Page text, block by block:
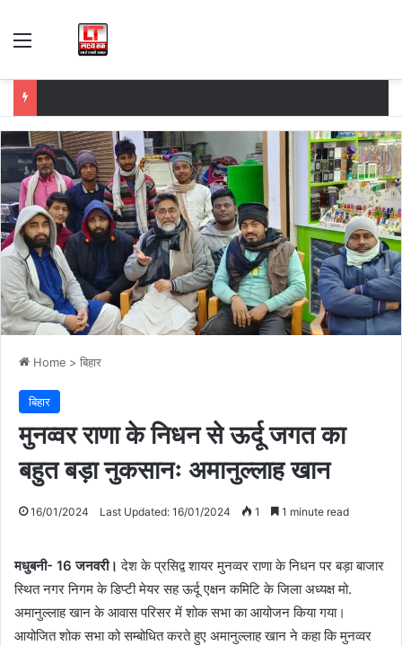
Menu
Home > बिहार
बिहार
मुनव्वर राणा के निधन से ऊर्दू जगत का
बहुत बड़ा नुकसानः अमानुल्लाह खान
16/01/2024 Last Updated: 16/01/2024 1 1 minute read
मधुबनी- 16 जनवरी। देश के प्रसिद्व शायर मुनव्वर राणा के निधन पर बड़ा बाजार
स्थित नगर निगम के डिप्टी मेयर सह ऊर्दू एक्षन कमिटि के जिला अध्यक्ष मो.
अमानुल्लाह खान के आवास परिसर में शोक सभा का आयोजन किया गया।
आयोजित शोक सभा को सम्बोधित करते हुए अमानुल्लाह खान ने कहा कि मुनव्वर